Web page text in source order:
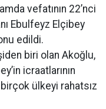
vefatının 22’nci
Ebulfeyz Elçibey
edildi.
biri olan Akoğlu,
icraatlarının
ülkeyi rahatsız